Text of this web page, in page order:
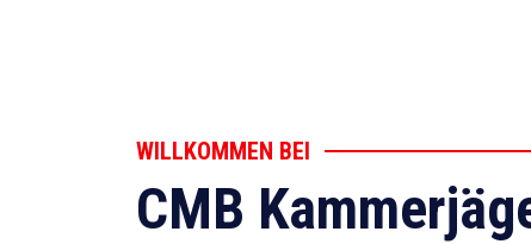
WILLKOMMEN BEI
CMB